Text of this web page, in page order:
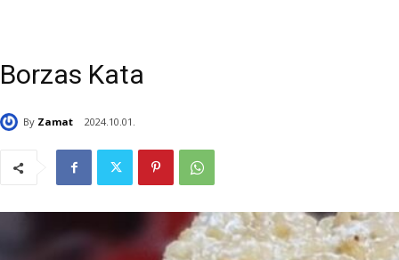
Borzas Kata
By Zamat 2024.10.01.